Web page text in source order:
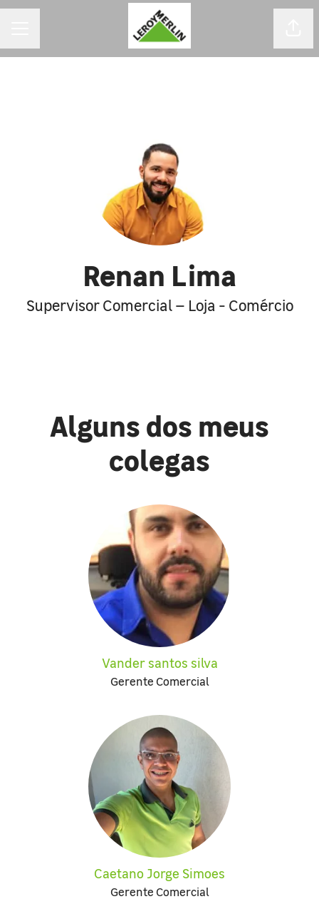
Renan Lima
Supervisor Comercial – Loja - Comércio
Alguns dos meus
colegas
Vander santos silva
Gerente Comercial
Caetano Jorge Simoes
Gerente Comercial